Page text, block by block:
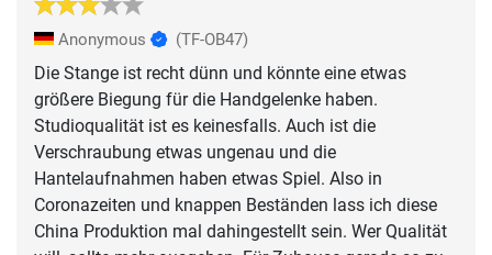
Anonymous (TF-OB47)
Die Stange ist recht dünn und könnte eine etwas
größere Biegung für die Handgelenke haben.
Studioqualität ist es keinesfalls. Auch ist die
Verschraubung etwas ungenau und die
Hantelaufnahmen haben etwas Spiel. Also in
Coronazeiten und knappen Beständen lass ich diese
China Produktion mal dahingestellt sein. Wer Qualität